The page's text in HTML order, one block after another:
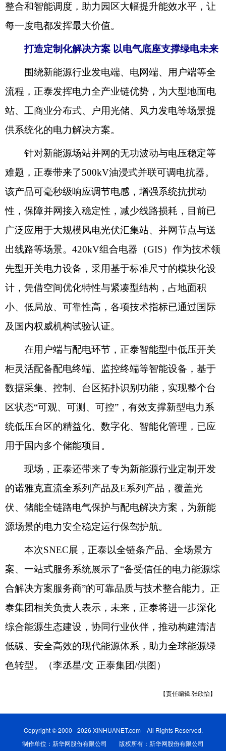
整合和智能调度，助力园区大幅提升能效水平，让
每一度电都发挥最大价值。
打造定制化解决方案 以电气底座支撑绿电未来
围绕新能源行业发电端、电网端、用户端等全
流程，正泰发挥电力全产业链优势，为大型地面电
站、工商业分布式、户用光储、风力发电等场景提
供系统化的电力解决方案。
针对新能源场站并网的无功波动与电压稳定等
难题，正泰带来了500kV油浸式并联可调电抗器。
该产品可毫秒级响应调节电感，增强系统抗扰动
性，保障并网接入稳定性，减少线路损耗，目前已
广泛应用于大规模风电光伏汇集站、并网节点与送
出线路等场景。420kV组合电器（GIS）作为技术领
先型开关电力设备，采用基于标准尺寸的模块化设
计，凭借空间优化特性与紧凑型结构，占地面积
小、低局放、可靠性高，各项技术指标已通过国际
及国内权威机构试验认证。
在用户端与配电环节，正泰智能型中低压开关
柜灵活配备配电终端、监控终端等智能设备，基于
数据采集、控制、台区拓扑识别功能，实现整个台
区状态“可观、可测、可控”，有效支撑新型电力系
统低压台区的精益化、数字化、智能化管理，已应
用于国内多个储能项目。
现场，正泰还带来了专为新能源行业定制开发
的诺雅克直流全系列产品及E系列产品，覆盖光
伏、储能全链路电气保护与配电解决方案，为新能
源场景的电力安全稳定运行保驾护航。
本次SNEC展，正泰以全链条产品、全场景方
案、一站式服务系统展示了“备受信任的电力能源综
合解决方案服务商”的可靠品质与技术整合能力。正
泰集团相关负责人表示，未来，正泰将进一步深化
综合能源生态建设，协同行业伙伴，推动构建清洁
低碳、安全高效的现代能源体系，助力全球能源绿
色转型。（李丞星/文 正泰集团/供图）
【责任编辑:张欣怡】
Copyright © 2000 - 2026 XINHUANET.com All Rights Reserved.
制作单位：新华网股份有限公司 版权所有：新华网股份有限公司